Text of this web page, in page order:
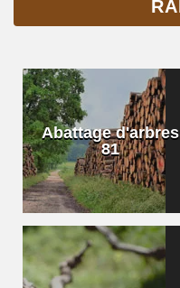
Abattage d'arbres
81